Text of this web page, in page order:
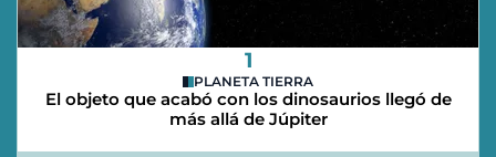
1
PLANETA TIERRA
El objeto que acabó con los dinosaurios llegó de
más allá de Júpiter